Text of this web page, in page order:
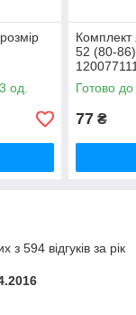
од.
Комплект
52 (80-
салатовий
Готово до
77 ₴
з 594 відгуків за рік